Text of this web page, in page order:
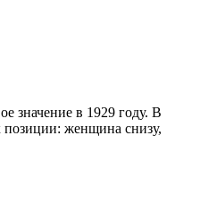
значение в 1929 году. В
позиции: женщина снизу,